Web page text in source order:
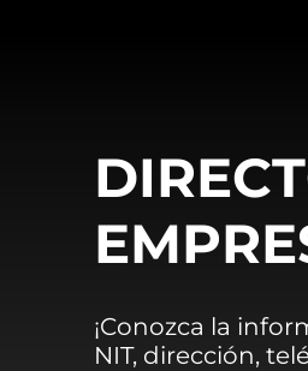
¡Conozca la
NIT, dirección,